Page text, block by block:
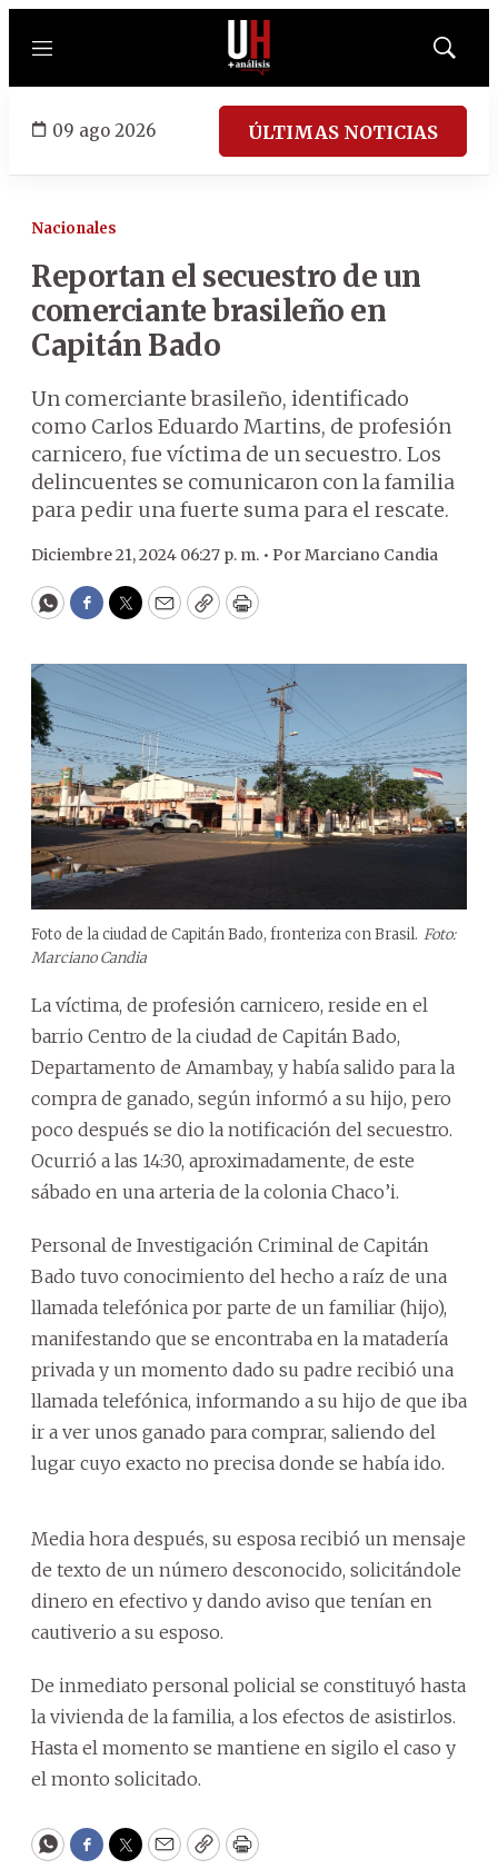
Menú
Mostrar
09 ago 2026 ÚLTIMAS NOTICIAS
Nacionales
Reportan el secuestro de un
comerciante brasileño en
Capitán Bado
Un comerciante brasileño, identificado
como Carlos Eduardo Martins, de profesión
carnicero, fue víctima de un secuestro. Los
delincuentes se comunicaron con la familia
para pedir una fuerte suma para el rescate.
Diciembre 21, 2024 06:27 p. m. • PorMarciano Candia
WhatsApp
Facebook
Twitter
EmailCopyPrint
Foto de la ciudad de Capitán Bado, fronteriza con Brasil. Foto:
Marciano Candia
La víctima, de profesión carnicero, reside en el
barrio Centro de la ciudad de Capitán Bado,
Departamento de Amambay, y había salido para la
compra de ganado, según informó a su hijo, pero
poco después se dio la notificación del secuestro.
Ocurrió a las 14:30, aproximadamente, de este
sábado en una arteria de la colonia Chaco’i.
Personal de Investigación Criminal de Capitán
Bado tuvo conocimiento del hecho a raíz de una
llamada telefónica por parte de un familiar (hijo),
manifestando que se encontraba en la matadería
privada y un momento dado su padre recibió una
llamada telefónica, informando a su hijo de que iba
ir a ver unos ganado para comprar, saliendo del
lugar cuyo exacto no precisa donde se había ido.
Media hora después, su esposa recibió un mensaje
de texto de un número desconocido, solicitándole
dinero en efectivo y dando aviso que tenían en
cautiverio a su esposo.
De inmediato personal policial se constituyó hasta
la vivienda de la familia, a los efectos de asistirlos.
Hasta el momento se mantiene en sigilo el caso y
el monto solicitado.
WhatsApp
Facebook
Twitter
EmailCopyPrint